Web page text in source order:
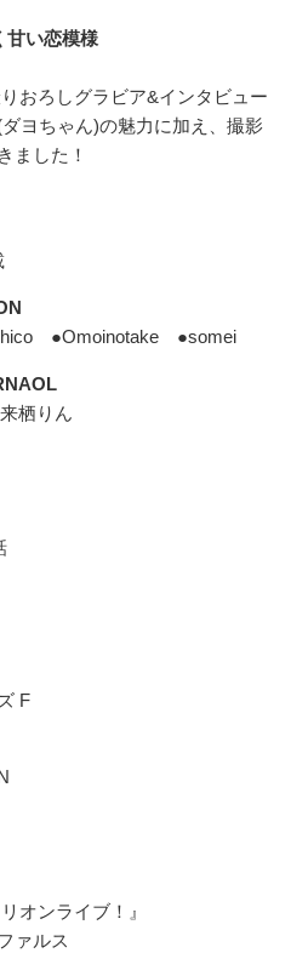
い恋模様
おろしグラビア&インタビュー
ちゃん)の魅力に加え、撮影
ました！
●Omoinotake ●somei
栖りん
F
オンライブ！』
ァルス